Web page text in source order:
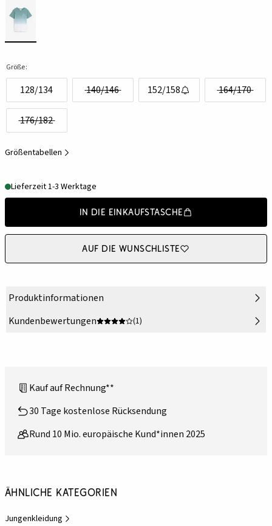
Größe:
128/134 140/146 152/158 164/170
176/182
Größentabellen
Lieferzeit 1-3 Werktage
In die Einkaufstasche
Auf die Wunschliste
Produktinformationen
Kundenbewertungen
(1)
Kauf auf Rechnung**
30 Tage kostenlose Rücksendung
Rund 10 Mio. europäische Kund*innen 2025
Ähnliche Kategorien
Jungenkleidung